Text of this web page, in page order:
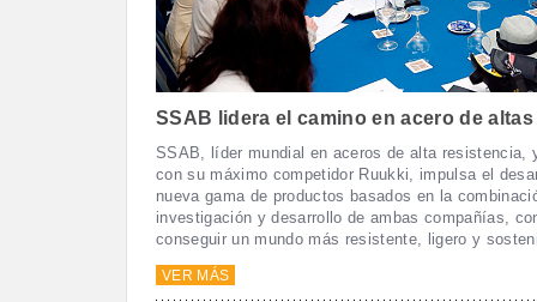
SSAB lidera el camino en acero de
SSAB, líder mundial en aceros de alta resistencia,
con su máximo competidor Ruukki, impulsa el
nueva gama de productos basados en la
investigación y desarrollo de ambas compañías,
conseguir un mundo más resistente, ligero y
VER MÁS